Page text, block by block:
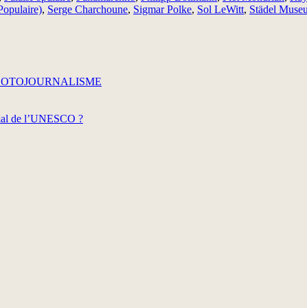
, Serge Charchoune, Sigmar Polke, Sol LeWitt, Städel
de l’UNESCO ?